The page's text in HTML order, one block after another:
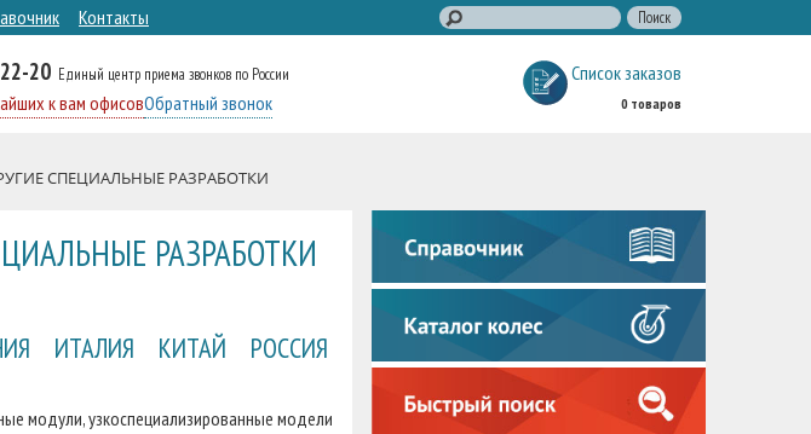
Контакты
20 Единый центр приема звонков по России
к вам офисовОбратный звонок
Список заказов
0 товаров
СПЕЦИАЛЬНЫЕ РАЗРАБОТКИ
РАЗРАБОТКИ
ИТАЛИЯ КИТАЙ РОССИЯ
модули, узкоспециализированные модели